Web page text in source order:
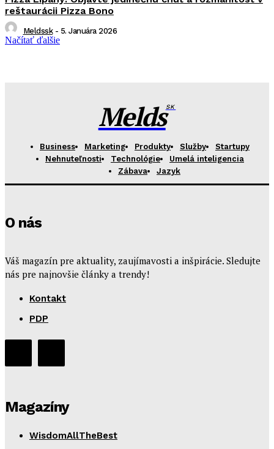
reštaurácii Pizza Bono
Meldssk - 5. Januára 2026
Načítať ďalšie
MeldsSK
Business Marketing Produkty Služby
Startupy
Nehnuteľnosti
Technológie
Umelá inteligencia
Zábava
Jazyk
O nás
Váš magazín pre aktuality, zaujímavosti a inšpirácie. Sledujte
nás pre najnovšie články a trendy!
Kontakt
PDP
Magazíny
WisdomAllTheBest